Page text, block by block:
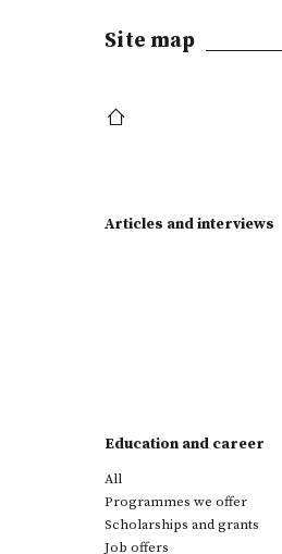
Site map
Articles and interviews
Education and career
All
Programmes we offer
Scholarships and grants
Job offers